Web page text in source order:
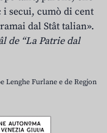
secui, cumò di cent
dal Stât talian».
de “La Patrie dal
Lenghe Furlane e de Regjon